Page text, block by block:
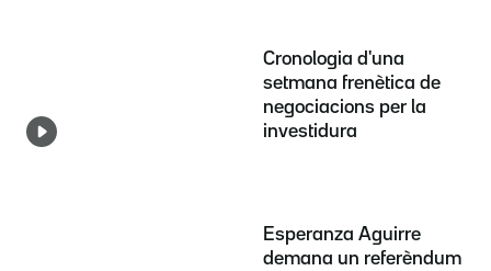
Cronologia d'una
setmana frenètica de
negociacions per la
investidura
Esperanza Aguirre
demana un referèndum